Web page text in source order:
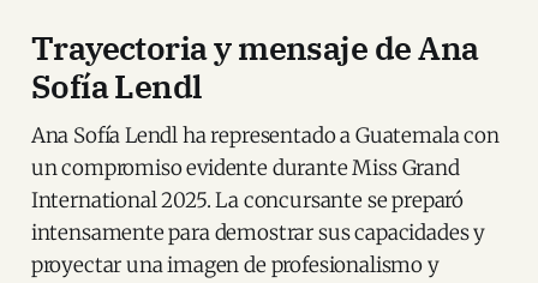
Trayectoria y mensaje de Ana
Sofía Lendl
Ana Sofía Lendl ha representado a Guatemala con
un compromiso evidente durante Miss Grand
International 2025. La concursante se preparó
intensamente para demostrar sus capacidades y
proyectar una imagen de profesionalismo y